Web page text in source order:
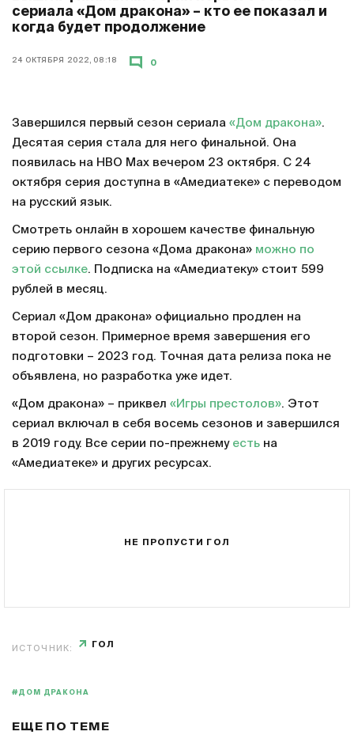
сериала «Дом дракона» – кто ее показал и
когда будет продолжение
24 ОКТЯБРЯ 2022, 08:18 0
Завершился первый сезон сериала «Дом дракона».
Десятая серия стала для него финальной. Она
появилась на HBO Max вечером 23 октября. С 24
октября серия доступна в «Амедиатеке» с переводом
на русский язык.
Смотреть онлайн в хорошем качестве финальную
серию первого сезона «Дома дракона» можно по
этой ссылке. Подписка на «Амедиатеку» стоит 599
рублей в месяц.
Сериал «Дом дракона» официально продлен на
второй сезон. Примерное время завершения его
подготовки – 2023 год. Точная дата релиза пока не
объявлена, но разработка уже идет.
«Дом дракона» – приквел «Игры престолов». Этот
сериал включал в себя восемь сезонов и завершился
в 2019 году. Все серии по-прежнему есть на
«Амедиатеке» и других ресурсах.
НЕ ПРОПУСТИ ГОЛ
ИСТОЧНИК: ГОЛ
#ДОМ ДРАКОНА
ЕЩЕ ПО ТЕМЕ